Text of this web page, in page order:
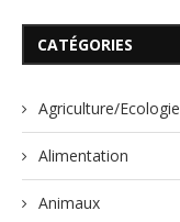
CATÉGORIES
Agriculture/Ecologie
Alimentation
Animaux